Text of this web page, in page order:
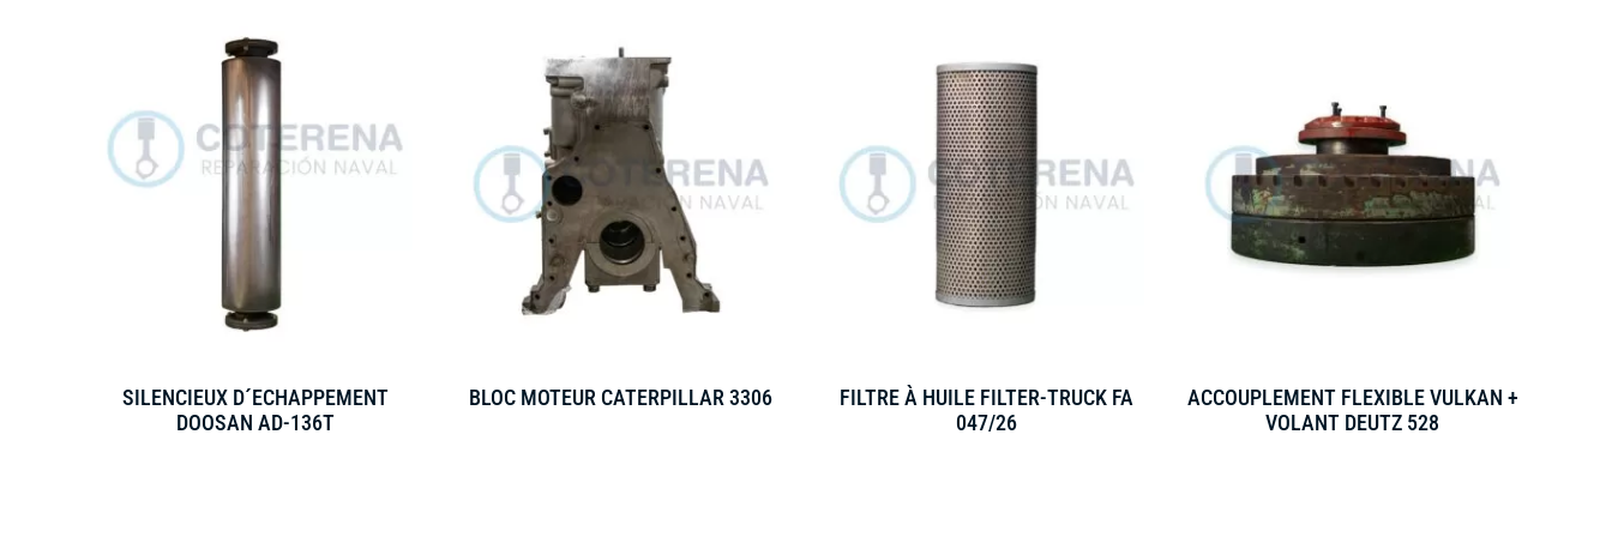
SILENCIEUX D´ECHAPPEMENT
DOOSAN AD-136T
BLOC MOTEUR CATERPILLAR 3306
FILTRE À HUILE FILTER-TRUCK FA
047/26
ACCOUPLEMENT FLEXIBLE VULKAN +
VOLANT DEUTZ 528